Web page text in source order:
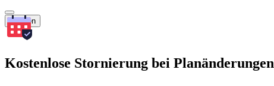
Suchen
Kostenlose Stornierung bei Planänderungen